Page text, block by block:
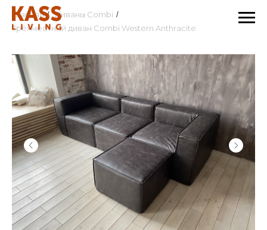
Главная / Диваны Combi /
Трёхместный диван Combi Western Anthracite